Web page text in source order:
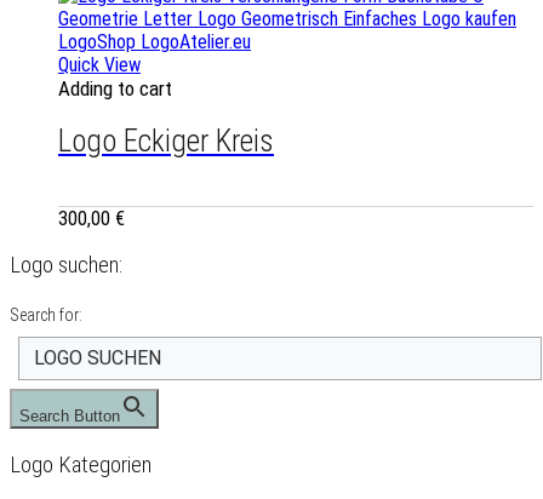
Quick View
Adding to cart
Logo Eckiger Kreis
300,00 €
Logo suchen:
Search for:
Search Button
Logo Kategorien